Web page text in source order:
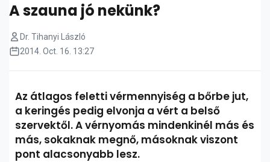
A szauna jó nekünk?
Dr. Tihanyi László
2014. Oct. 16. 13:27
Az átlagos feletti vérmennyiség a bőrbe jut,
a keringés pedig elvonja a vért a belső
szervektől. A vérnyomás mindenkinél más és
más, sokaknak megnő, másoknak viszont
pont alacsonyabb lesz.